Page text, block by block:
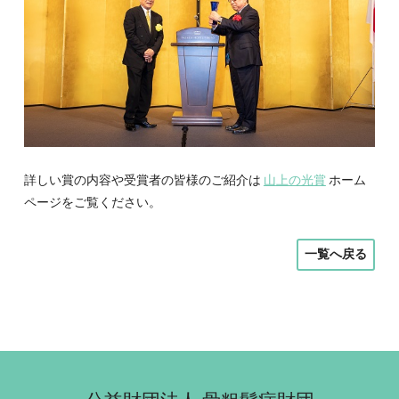
詳しい賞の内容や受賞者の皆様のご紹介は 山上の光賞ホーム
ページをご覧ください。
一覧へ戻る